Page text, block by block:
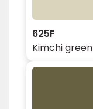
625F
Kimchi green